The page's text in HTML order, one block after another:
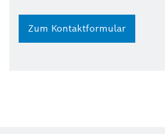
Zum Kontaktformular